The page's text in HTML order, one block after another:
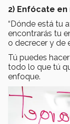
2) Enfócate
“Dónde está tu
encontrarás tu
o decrecer y de
Tú puedes
todo lo que tú
enfoque.